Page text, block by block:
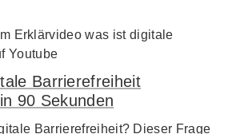
Barrierefreiheit
in 90 Sekunden
Barrierefreiheit? Dieser Frage